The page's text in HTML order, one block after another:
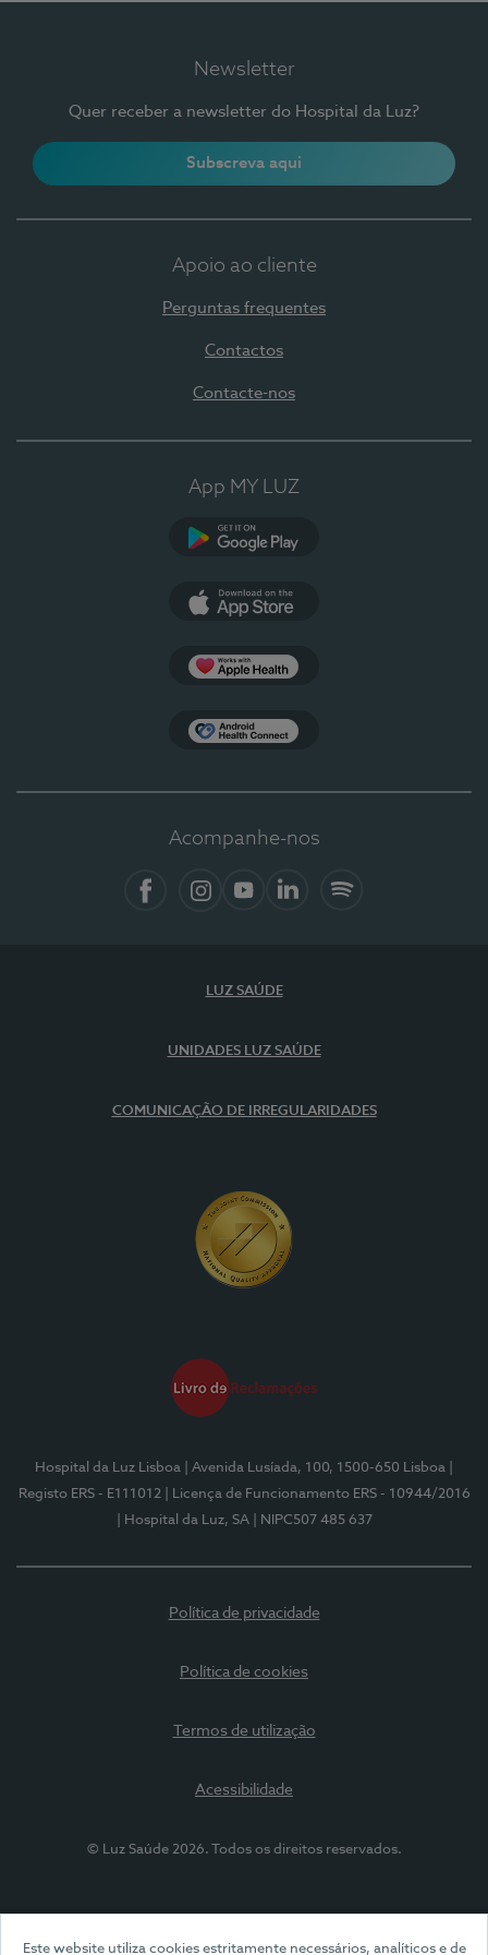
Este website utiliza cookies estritamente necessários, analíticos e de
Newsletter
Quer receber a newsletter do Hospital da Luz?
Subscreva aqui
Apoio ao cliente
Perguntas frequentes
Contactos
Contacte-nos
App MY LUZ
Acompanhe-nos
LUZ SAÚDE
UNIDADES LUZ SAÚDE
COMUNICAÇÃO DE IRREGULARIDADES
Hospital da Luz Lisboa | Avenida Lusíada, 100, 1500-650 Lisboa
Registo ERS - E111012
| Licença de Funcionamento ERS - 10944/2016
| Hospital da Luz, SA
| NIPC507 485 637
Política de privacidade
Política de cookies
Termos de utilização
Acessibilidade
© Luz Saúde 2026. Todos os direitos reservados.